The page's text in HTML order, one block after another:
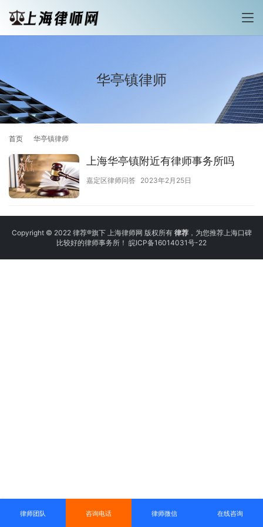
华亭镇律师
首页 华亭镇律师
上海华亭镇附近有律师事务所吗
嘉定区律师问答 2023年2月25日
Copyright © 2022 律荐®旗下 上海律师网 版权所有 律荐，为您推荐上海口碑
比较好的律师事务所！ 皖ICP备16014031号-22
律师团队 咨询电话 律师微信 在线咨询